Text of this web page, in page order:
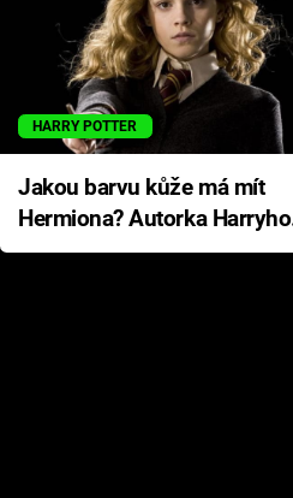
HARRY POTTER
Jakou barvu kůže má mít
Hermiona? Autorka Harryho
Pottera přišla s ráznou